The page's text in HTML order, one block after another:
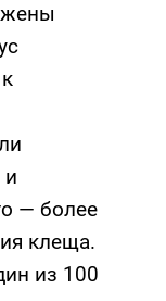
и
— более
клеща.
из 100